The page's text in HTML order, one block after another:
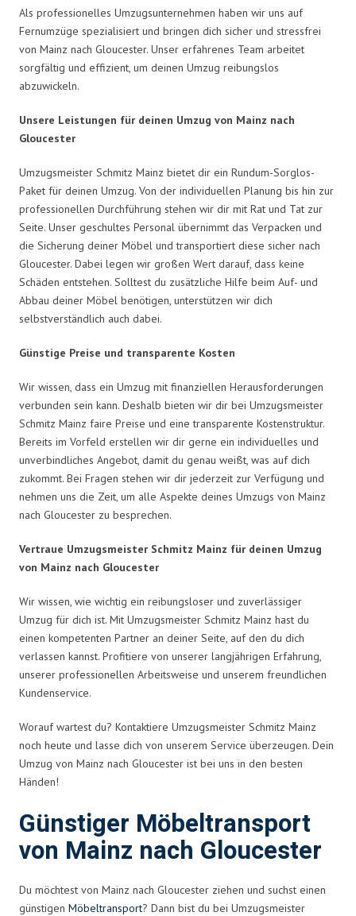
Als professionelles Umzugsunternehmen haben wir uns auf
Fernumzüge spezialisiert und bringen dich sicher und stressfrei
von Mainz nach Gloucester. Unser erfahrenes Team arbeitet
sorgfältig und effizient, um deinen Umzug reibungslos
abzuwickeln.
Unsere Leistungen für deinen Umzug von Mainz nach
Gloucester
Umzugsmeister Schmitz Mainz bietet dir ein Rundum-Sorglos-
Paket für deinen Umzug. Von der individuellen Planung bis hin zur
professionellen Durchführung stehen wir dir mit Rat und Tat zur
Seite. Unser geschultes Personal übernimmt das Verpacken und
die Sicherung deiner Möbel und transportiert diese sicher nach
Gloucester. Dabei legen wir großen Wert darauf, dass keine
Schäden entstehen. Solltest du zusätzliche Hilfe beim Auf- und
Abbau deiner Möbel benötigen, unterstützen wir dich
selbstverständlich auch dabei.
Günstige Preise und transparente Kosten
Wir wissen, dass ein Umzug mit finanziellen Herausforderungen
verbunden sein kann. Deshalb bieten wir dir bei Umzugsmeister
Schmitz Mainz faire Preise und eine transparente Kostenstruktur.
Bereits im Vorfeld erstellen wir dir gerne ein individuelles und
unverbindliches Angebot, damit du genau weißt, was auf dich
zukommt. Bei Fragen stehen wir dir jederzeit zur Verfügung und
nehmen uns die Zeit, um alle Aspekte deines Umzugs von Mainz
nach Gloucester zu besprechen.
Vertraue Umzugsmeister Schmitz Mainz für deinen Umzug
von Mainz nach Gloucester
Wir wissen, wie wichtig ein reibungsloser und zuverlässiger
Umzug für dich ist. Mit Umzugsmeister Schmitz Mainz hast du
einen kompetenten Partner an deiner Seite, auf den du dich
verlassen kannst. Profitiere von unserer langjährigen Erfahrung,
unserer professionellen Arbeitsweise und unserem freundlichen
Kundenservice.
Worauf wartest du? Kontaktiere Umzugsmeister Schmitz Mainz
noch heute und lasse dich von unserem Service überzeugen. Dein
Umzug von Mainz nach Gloucester ist bei uns in den besten
Händen!
Günstiger Möbeltransport
von Mainz nach Gloucester
Du möchtest von Mainz nach Gloucester ziehen und suchst einen
günstigen Möbeltransport? Dann bist du bei Umzugsmeister